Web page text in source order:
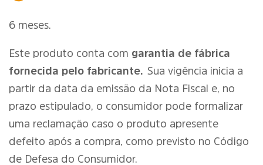
6 meses.
Este produto conta com garantia de fábrica
fornecida pelo fabricante. Sua vigência inicia a
partir da data da emissão da Nota Fiscal e, no
prazo estipulado, o consumidor pode formalizar
uma reclamação caso o produto apresente
defeito após a compra, como previsto no Código
de Defesa do Consumidor.